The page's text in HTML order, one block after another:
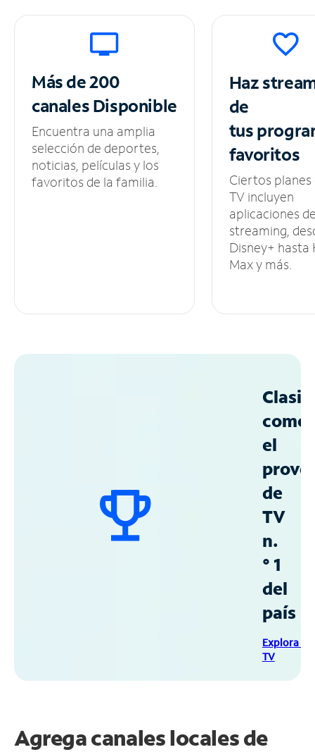
Más de 200
canalesDisponible
Encuentra una amplia
selección de deportes,
noticias, películas y los
favoritos de la familia.
Haz
de
tus
favoritos
Ciertos planes
TV incluyen
aplicaciones
streaming,
Disney+ hasta
Max y más.
como
el
de
TV
n.
° 1
del
país
Explora
TV
Agrega canales locales de